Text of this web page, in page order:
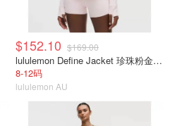
$152.10 $169.00
lululemon Define Jacket 珍珠粉金拉链
8-12码
lululemon AU